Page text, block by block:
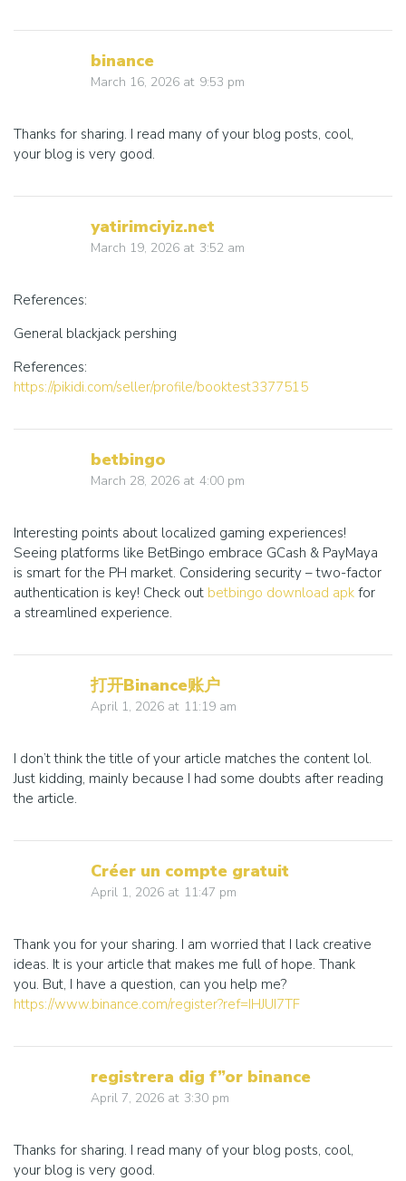
binance
March 16, 2026 at 9:53 pm
Thanks for sharing. I read many of your blog posts, cool,
your blog is very good.
yatirimciyiz.net
March 19, 2026 at 3:52 am
References:
General blackjack pershing
References:
https://pikidi.com/seller/profile/booktest3377515
betbingo
March 28, 2026 at 4:00 pm
Interesting points about localized gaming experiences!
Seeing platforms like BetBingo embrace GCash & PayMaya
is smart for the PH market. Considering security – two-factor
authentication is key! Check out betbingo download apk for
a streamlined experience.
打开Binance账户
April 1, 2026 at 11:19 am
I don’t think the title of your article matches the content lol.
Just kidding, mainly because I had some doubts after reading
the article.
Créer un compte gratuit
April 1, 2026 at 11:47 pm
Thank you for your sharing. I am worried that I lack creative
ideas. It is your article that makes me full of hope. Thank
you. But, I have a question, can you help me?
https://www.binance.com/register?ref=IHJUI7TF
registrera dig f”or binance
April 7, 2026 at 3:30 pm
Thanks for sharing. I read many of your blog posts, cool,
your blog is very good.